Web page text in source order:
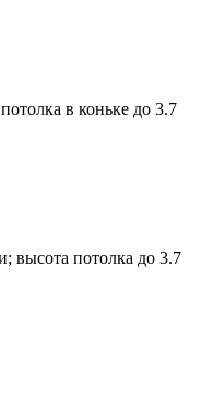
в коньке до 3.7
высота потолка до 3.7